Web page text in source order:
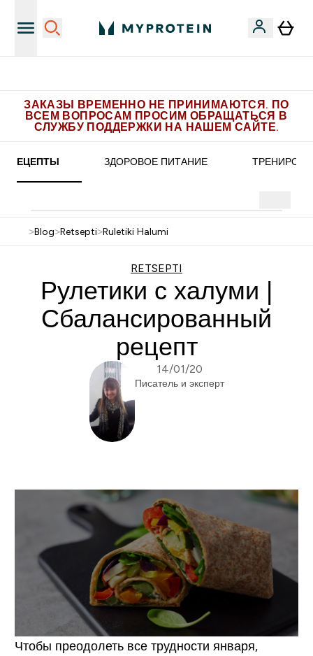
ЗАКАЗЫ ВРЕМЕННО НЕ ПРИНИМАЮТСЯ. ПО
ВСЕМ ВОПРОСАМ ПРОСИМ ОБРАЩАТЬСЯ В
СЛУЖБУ ПОДДЕРЖКИ НА НАШЕМ САЙТЕ.
РЕЦЕПТЫ ЗДОРОВОЕ ПИТАНИЕ
>Blog>Retsepti>Ruletiki Halumi
RETSEPTI
Рулетики с халуми |
Сбалансированный
рецепт
14/01/20
Писатель и эксперт
Чтобы преодолеть все трудности января,